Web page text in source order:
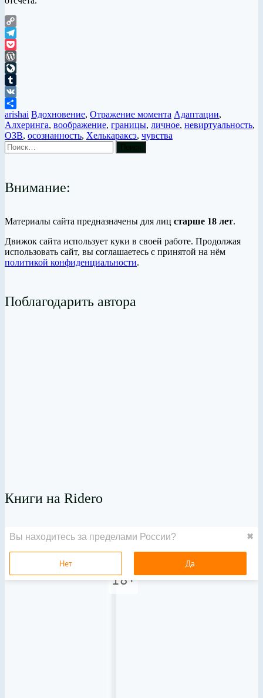
Copy
Link
Telegram
Pocket
WordPress
LiveJournal
Tumblr
VK
Отправить
arishai Вдохновение, Отражение момента Адаптации,
Алхеринга, воображение, границы, личное, невиртуальность,
ОЗВ, осознанность, Хелькараксэ, чувства
Внимание:
Материалы сайта предназначены для лиц старше 18 лет.
Движок сайта использует куки в своей работе. Продолжая
использовать сайт, вы соглашаетесь с принятой на нём
политикой конфиденциальности.
Поблагодарить автора
Книги на Ridero